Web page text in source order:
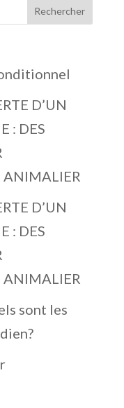
D’UN
: DES
ANIMALIER
D’UN
: DES
ANIMALIER
sont les